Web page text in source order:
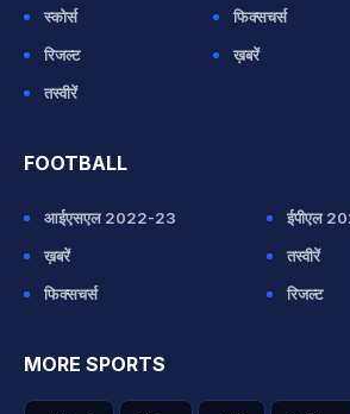
स्कोर्स
फिक्सचर्स
रिजल्ट
ख़बरें
तस्वीरें
FOOTBALL
आईएसएल 2022-23
ईपीएल
ख़बरें
तस्वीरें
फिक्सचर्स
रिजल्ट
MORE SPORTS